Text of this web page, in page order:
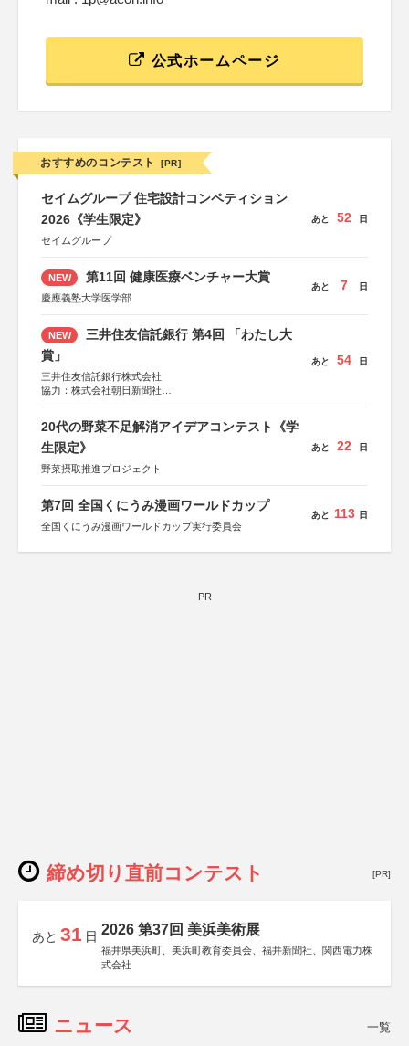
公式ホームページ
おすすめのコンテスト [PR]
セイムグループ 住宅設計コンペティション
2026《学生限定》
セイムグループ
あと 52 日
NEW 第11回 健康医療ベンチャー大賞
慶應義塾大学医学部
あと 7 日
NEW
三井住友信託銀行 第4回 「わたし大
賞」
三井住友信託銀行株式会社
協力：株式会社朝日新聞社
あと 54 日
20代の野菜不足解消アイデアコンテスト《学
生限定》
野菜摂取推進プロジェクト
あと 22 日
第7回 全国くにうみ漫画ワールドカップ
全国くにうみ漫画ワールドカップ実行委員会
あと 113 日
PR
締め切り直前コンテスト [PR]
あと 31 日 2026 第37回 美浜美術展
福井県美浜町、美浜町教育委員会、福井新聞社、関西電力株
式会社
ニュース 一覧